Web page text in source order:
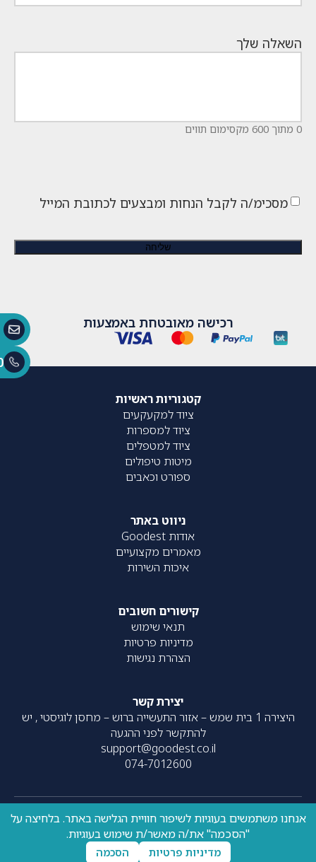
השאלה שלך
0 מתוך 600 מקסימום תווים
מסכימ/ה לקבל הנחות ומבצעים לכתובת המייל
רכישה מאובטחת באמצעות
קטגוריות ראשיות
ציוד למקעקעים
ציוד למספרות
ציוד למטפלים
מיטות טיפולים
ספורט וכאבים
ניווט באתר
אודות Goodest
מאמרים מקצועיים
איכות השירות
קישורים חשובים
תנאי שימוש
מדיניות פרטיות
הצהרת נגישות
יצירת קשר
היצירה 1 בית שמש – אזור התעשייה ברוש – מחסן לוגיסטי , יש
להתקשר לפני ההגעה
support@goodest.co.il
074-7012600
כל הזכויות שמורות – 2020- עוצב על ידיresolve| פותח על ידי
UpNext
אנחנו משתמשים בעוגיות לשיפור חוויית הגלישה באתר. בלחיצה על
"הסכמה" את/ה מאשר/ת שימוש בעוגיות.
מדיניות פרטיות הסכמה